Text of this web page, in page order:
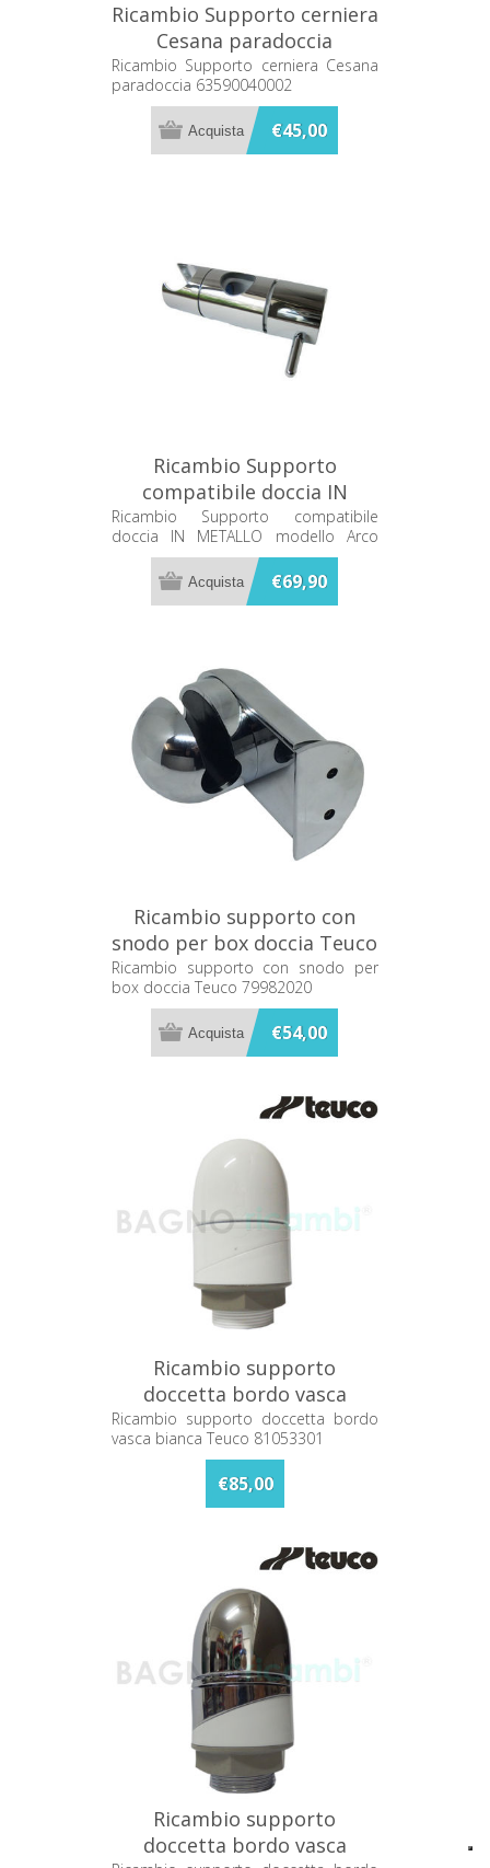
Ricambio Supporto cerniera
Cesana paradoccia
63590040002
Ricambio Supporto cerniera Cesana
paradoccia 63590040002
€45,00
Ricambio Supporto
compatibile doccia IN
METALLO modello Arco
cromo Teuco 81101727500
Ricambio Supporto compatibile
doccia IN METALLO modello Arco
cromo Teuco 81101727500
€69,90
Ricambio supporto con
snodo per box doccia Teuco
79982020
Ricambio supporto con snodo per
box doccia Teuco 79982020
€54,00
Ricambio supporto
doccetta bordo vasca
bianca Teuco 81053301
Ricambio supporto doccetta bordo
vasca bianca Teuco 81053301
€85,00
Ricambio supporto
doccetta bordo vasca